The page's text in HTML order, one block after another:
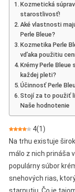
Kozmetická
starostlivosť!
Aké vlastnosti
Perle Bleue?
Kozmetika Perle
vďaka použitiu
Krémy Perle
každej pleti?
Účinnosť Perle
Stojí za to použiť
Naše hodnotenie
4(1 )
Na trhu existuje
málo z nich prináša
populárny súbor
snehových rias,